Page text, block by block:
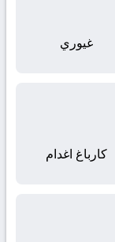
غيوري
كارباغ اغدام